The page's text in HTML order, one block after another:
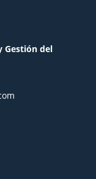
Gestión del